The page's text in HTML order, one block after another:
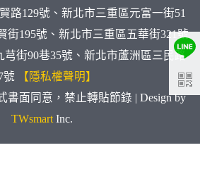
路129號、新北市三重區元富一街51
街195號、新北市三重區五華街321號
芎街90巷35號、新北市蘆洲區三民路
號
【隱私權聲明】
面同意，禁止轉貼節錄 | Design by
TWsmartInc.